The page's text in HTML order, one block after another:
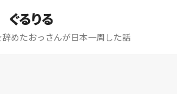
ぐるりる
めたおっさんが日本一周した話